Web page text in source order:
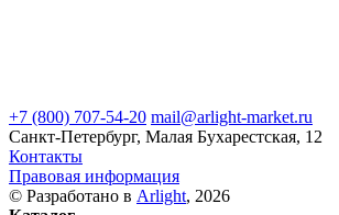
+7 (800) 707-54-20 mail@arlight-market.ru
Санкт-Петербург, Малая Бухарестская, 12
Контакты
Правовая информация
© Разработано в Arlight, 2026